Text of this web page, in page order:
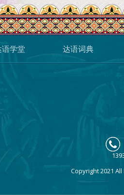
学堂 达语词典
Copyright 2021